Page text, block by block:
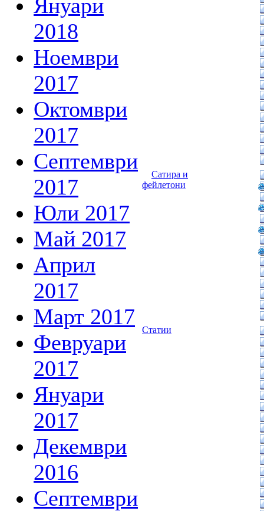
Януари
2018
Ноември
2017
Октомври
2017
Септември
2017
Юли 2017
Май 2017
Април
2017
Март 2017
Февруари
2017
Януари
2017
Декември
2016
Септември
Сатира и
фейлетони
Статии